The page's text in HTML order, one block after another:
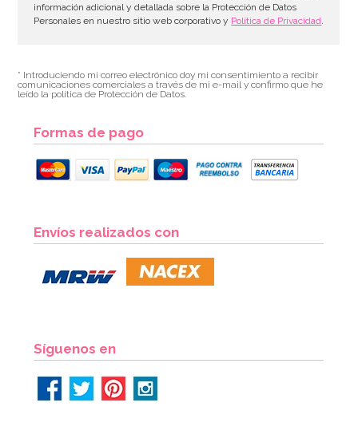
información adicional y detallada sobre la Protección de Datos
Personales en nuestro sitio web corporativo y Política de Privacidad.
* Introduciendo mi correo electrónico doy mi consentimiento a recibir
comunicaciones comerciales a través de mi e-mail y confirmo que he
leído la política de Protección de Datos.
Formas de pago
Envíos realizados con
Síguenos en